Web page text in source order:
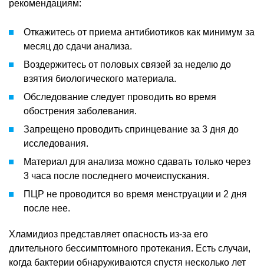
рекомендациям:
Откажитесь от приема антибиотиков как минимум за
месяц до сдачи анализа.
Воздержитесь от половых связей за неделю до
взятия биологического материала.
Обследование следует проводить во время
обострения заболевания.
Запрещено проводить спринцевание за 3 дня до
исследования.
Материал для анализа можно сдавать только через
3 часа после последнего мочеиспускания.
ПЦР не проводится во время менструации и 2 дня
после нее.
Хламидиоз представляет опасность из-за его
длительного бессимптомного протекания. Есть случаи,
когда бактерии обнаруживаются спустя несколько лет